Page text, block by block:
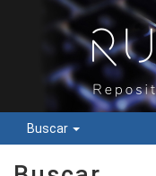
Buscar